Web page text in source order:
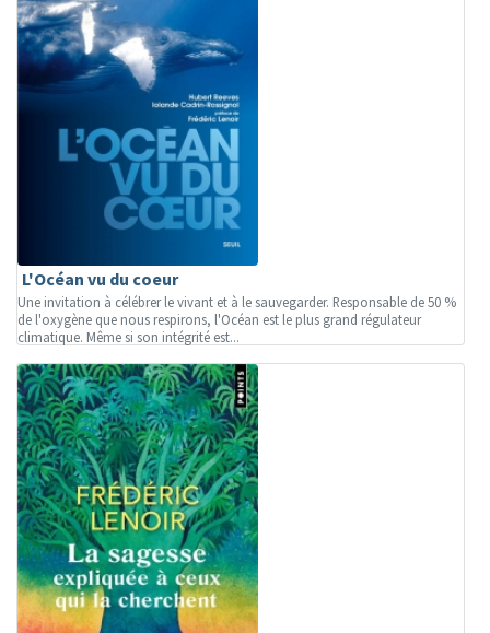
L'Océan vu du coeur
Une invitation à célébrer le vivant et à le sauvegarder. Responsable de 50 %
de l'oxygène que nous respirons, l'Océan est le plus grand régulateur
climatique. Même si son intégrité est...